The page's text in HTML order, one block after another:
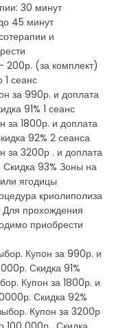
30 минут
45 минут
и
200р. (за комплект)
сеанс
за 990р. и доплата
91% 1 сеанс
за 1800р. и доплата
92% 2 сеанса
за 3200р . и доплата
93% Зоны на
ягодицы
криолиполиза
Для прохождения
приобрести
Купон за 990р. и
Скидка 91%
Купон за 1800р. и
Скидка 92%
Купон за 3200р